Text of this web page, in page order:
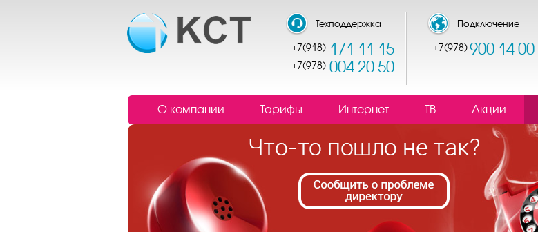
Техподдержка
+7(918)171 11 15
+7(978)004 20 50
Подключение
+7(978)900 14 00
О компании Тарифы Интернет ТВ Акции